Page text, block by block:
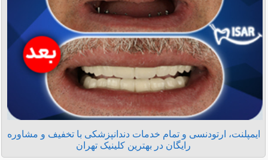
ایمپلنت، ارتودنسی و تمام خدمات دندانپزشکی با تخفیف و مشاوره
رایگان در بهترین کلینیک تهران